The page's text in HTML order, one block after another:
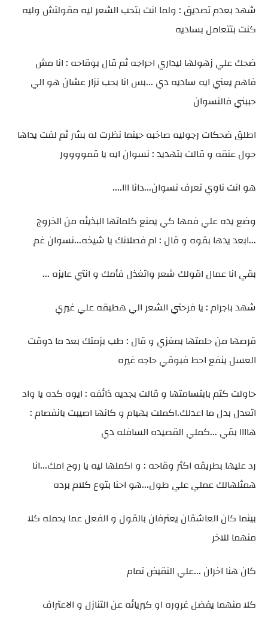
شهد بعدم تصديق : ولما انت بتحب الشعر ليه مقولتش وليه
كنت بتتعامل بساديه
ضحك علي زهولها ليداري احراجه ثم قال بوقاحه : انا مش
فاهم يعني ايه ساديه دي ...بس انا بحب نزار عشان هو الي
حببني فالنسوان
اطلق ضحكات رجوليه صاخبه حينما نظرت له بشر ثم لفت يداها
حول عنقه و قالت بتهديد : نسوان ايه يا قموووور
هو انت ناوي تعرف نسوان...دانا ااا....
وضع يده علي فمها كي يمنع كلماتها البذيئه من الخروج
...ابعد يدها بقوه و قال : ام فصلانك يا شيخه...نسوان غم
بقي انا عمال اقولك شعر واتغذل فأمك و انتي عايزه ...
شهد باجرام : يا فرحتي الشعر الي هطبقه علي غيري
قرصها من حلمتها بمغزي و قال : طب بزمتك بعد ما دوقت
العسل ينفع احط فبوقي حاجه غيره
حاولت كتم بابتسامتها و قالت بجديه ذائفه : ايوه كده يا واد
اتعدل بدل ما اعدلك.اكملت بهيام و كانها اصيبت بانفصام :
هاااا بقي ...كملي القصيده السافله دي
رد عليها بطريقه اكثر وقاحه : و اكملها ليه يا روح امك...انا
همثلهالك عملي علي طول...هو احنا بتوع كلام برده
بينما كان العاشقان يعترفان بالقول و الفعل عما يحمله كلا
منهما للاخر
كان هنا اخران ...علي النقيض تمام
كلا منهما يفضل غروره او كبريائه عن التنازل و الاعتراف